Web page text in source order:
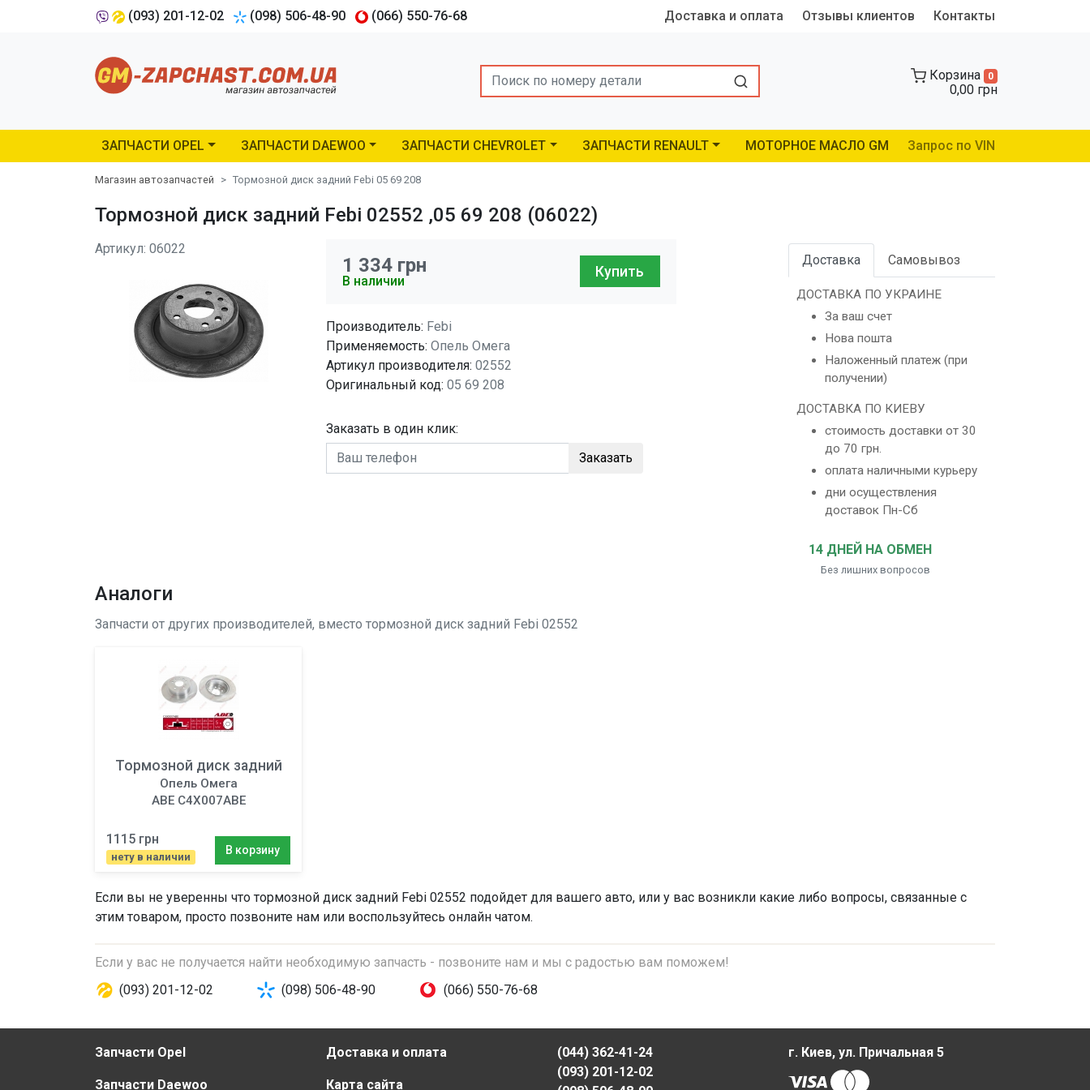
(093) 201-12-02 (098) 506-48-90 (066) 550-76-68 Доставка и оплата Отзывы клиентов Контакты
Search Корзина 0
0,00 грн
ЗАПЧАСТИ OPEL ЗАПЧАСТИ DAEWOO ЗАПЧАСТИ CHEVROLET ЗАПЧАСТИ RENAULT МОТОРНОЕ МАСЛО GM Запрос по VIN
Магазин автозапчастей Тормозной диск задний Febi 05 69 208
Тормозной диск задний Febi 02552 ,05 69 208 (06022)
Артикул: 06022
1 334 грн
В наличии
Купить
Производитель: Febi
Применяемость: Опель Омега
Артикул производителя: 02552
Оригинальный код: 05 69 208
Заказать в один клик:
Заказать
Доставка Самовывоз
ДОСТАВКА ПО УКРАИНЕ
За ваш счет
Нова пошта
Наложенный платеж (при
получении)
ДОСТАВКА ПО КИЕВУ
стоимость доставки от 30
до 70 грн.
оплата наличными курьеру
дни осуществления
доставок Пн-Сб
14 ДНЕЙ НА ОБМЕН
Без лишних вопросов
Аналоги
Запчасти от других производителей, вместо тормозной диск задний Febi 02552
Тормозной диск задний
Опель Омега
ABE C4X007ABE
1115 грн
нету в наличии
В корзину
Если вы не уверенны что тормозной диск задний Febi 02552 подойдет для вашего авто, или у вас возникли какие либо вопросы, связанные с
этим товаром, просто позвоните нам или воспользуйтесь онлайн чатом.
Если у вас не получается найти необходимую запчасть - позвоните нам и мы с радостью вам поможем!
(093) 201-12-02
(098) 506-48-90 (066) 550-76-68
Запчасти Opel
Запчасти Daewoo
Доставка и оплата
Карта сайта
(044) 362-41-24
(093) 201-12-02
г. Киев, ул. Причальная 5